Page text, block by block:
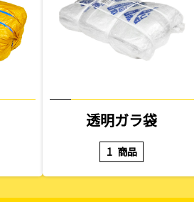
透明ガラ袋
1 商品